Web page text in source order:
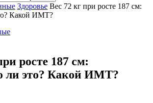
Здоровье Вес 72 кг при росте 187 см:
Какой ИМТ?
росте 187 см:
ли это? Какой ИМТ?